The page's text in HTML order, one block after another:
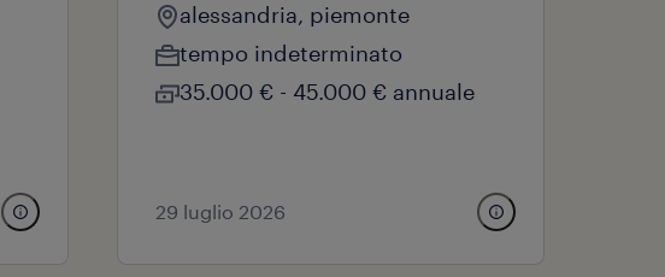
alessandria, piemonte
tempo indeterminato
35.000 € - 45.000 € annuale
29 luglio 2026